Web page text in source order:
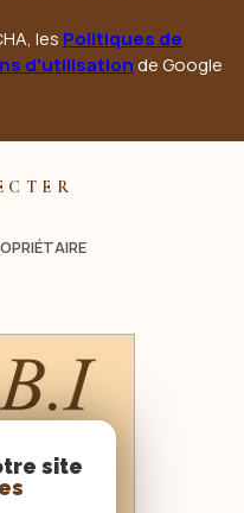
les Politiques de
d'utilisationde Google
site